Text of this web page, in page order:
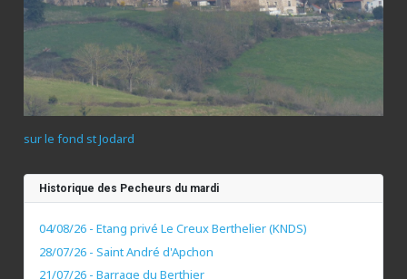
sur le fond st Jodard
Historique des Pecheurs du mardi
04/08/26 - Etang privé Le Creux Berthelier (KNDS)
28/07/26 - Saint André d'Apchon
21/07/26 - Barrage du Berthier